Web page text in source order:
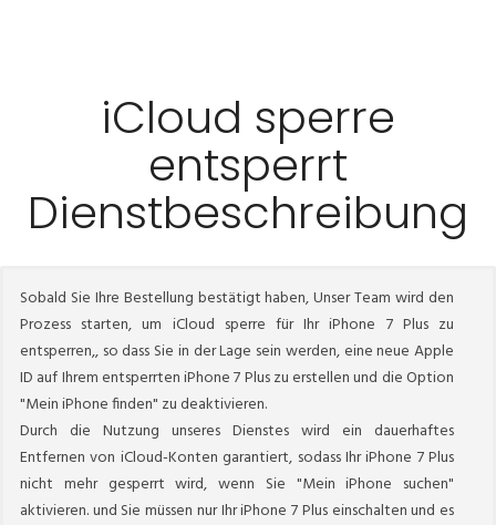
iCloud sperre
entsperrt
Dienstbeschreibung
Sobald Sie Ihre Bestellung bestätigt haben, Unser Team wird den
Prozess starten, um iCloud sperre für Ihr iPhone 7 Plus zu
entsperren,, so dass Sie in der Lage sein werden, eine neue Apple
ID auf Ihrem entsperrten iPhone 7 Plus zu erstellen und die Option
"Mein iPhone finden" zu deaktivieren.
Durch die Nutzung unseres Dienstes wird ein dauerhaftes
Entfernen von iCloud-Konten garantiert, sodass Ihr iPhone 7 Plus
nicht mehr gesperrt wird, wenn Sie "Mein iPhone suchen"
aktivieren. und Sie müssen nur Ihr iPhone 7 Plus einschalten und es